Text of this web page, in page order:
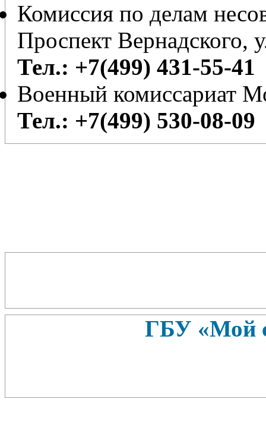
Комиссия по делам
Проспект Вернадского,
Тел.: +7(499) 431-55-41
Военный комиссариат
Тел.: +7(499) 530-08-09
ГБУ «Мой